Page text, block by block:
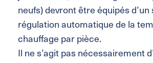
neufs) devront être équipés
régulation automatique de la
chauffage par pièce.
Il ne s’agit pas nécessairement